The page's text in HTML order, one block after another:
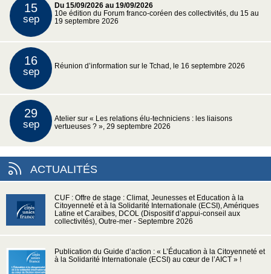
15
sep
Du 15/09/2026 au 19/09/2026
10e édition du Forum franco-coréen des collectivités, du 15 au
19 septembre 2026
16
sep Réunion d’information sur le Tchad, le 16 septembre 2026
29
sep
Atelier sur « Les relations élu-techniciens : les liaisons
vertueuses ? », 29 septembre 2026
ACTUALITÉS
CUF : Offre de stage : Climat, Jeunesses et Education à la
Citoyenneté et à la Solidarité Internationale (ECSI), Amériques
Latine et Caraïbes, DCOL (Dispositif d’appui-conseil aux
collectivités), Outre-mer - Septembre 2026
Publication du Guide d’action : « L’Éducation à la Citoyenneté et
à la Solidarité Internationale (ECSI) au cœur de l’AICT » !